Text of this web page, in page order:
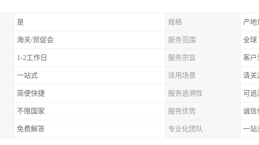
是 规格 产地
海关/贸促会 服务范围 全球
1-2工作日 服务宗旨 客户
一站式 适用场景 清关
简便快捷 服务追溯性 可追
不限国家 服务优势 诚信
免费解答 专业化团队 一站